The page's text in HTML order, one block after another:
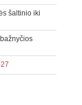
šaltinio iki